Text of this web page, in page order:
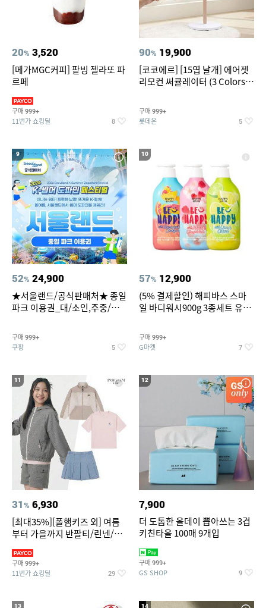
20% 3,520
[메가MGC커피] 팥빙 젤라또 파
르페
구매 999+
11번가 쇼킹딜 8
90% 19,900
[코코에르] [15엽 날개] 에어젯
리모컨 써큘레이터 (3 Colors
구매 999+
롯데온 5
9
52% 24,900
★서울랜드/공식판매처★ 종일
파크 이용권_대/소인,주중/주
구매 999+
쿠팡 5
10
57% 12,900
(5% 결제할인) 해피바스 스마
일 바디워시900g 3종세트 유
구매 999+
G마켓 7
11
31% 6,930
[최대35%][폴햄키즈 외] 여름
부터 가을까지 반팔티/린넨/맨
구매 999+
11번가 쇼킹딜 29
12
7,900
더 도톰한 올데이 뽑아쓰는 3겹
키친타올 100매 9개입
구매 999+
GS SHOP 9
13 14